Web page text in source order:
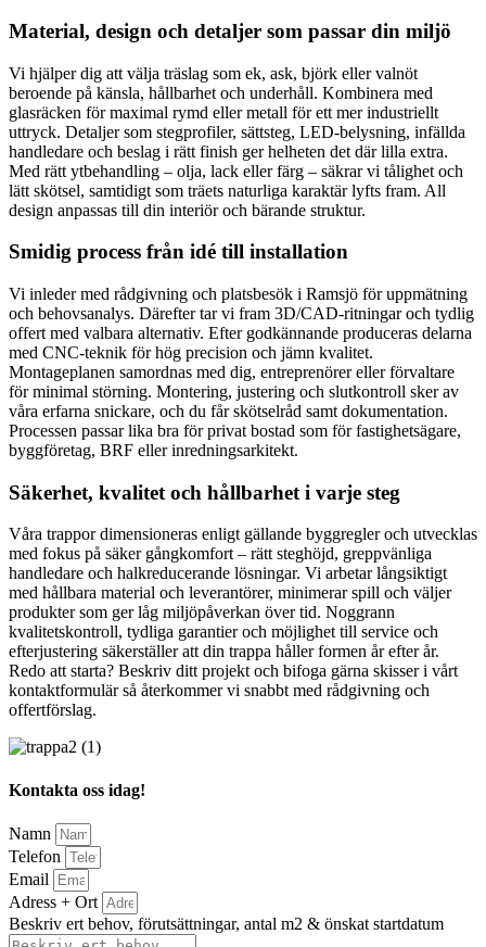
Material, design och detaljer som passar din miljö
Vi hjälper dig att välja träslag som ek, ask, björk eller valnöt
beroende på känsla, hållbarhet och underhåll. Kombinera med
glasräcken för maximal rymd eller metall för ett mer industriellt
uttryck. Detaljer som stegprofiler, sättsteg, LED-belysning, infällda
handledare och beslag i rätt finish ger helheten det där lilla extra.
Med rätt ytbehandling – olja, lack eller färg – säkrar vi tålighet och
lätt skötsel, samtidigt som träets naturliga karaktär lyfts fram. All
design anpassas till din interiör och bärande struktur.
Smidig process från idé till installation
Vi inleder med rådgivning och platsbesök i Ramsjö för uppmätning
och behovsanalys. Därefter tar vi fram 3D/CAD-ritningar och tydlig
offert med valbara alternativ. Efter godkännande produceras delarna
med CNC-teknik för hög precision och jämn kvalitet.
Montageplanen samordnas med dig, entreprenörer eller förvaltare
för minimal störning. Montering, justering och slutkontroll sker av
våra erfarna snickare, och du får skötselråd samt dokumentation.
Processen passar lika bra för privat bostad som för fastighetsägare,
byggföretag, BRF eller inredningsarkitekt.
Säkerhet, kvalitet och hållbarhet i varje steg
Våra trappor dimensioneras enligt gällande byggregler och utvecklas
med fokus på säker gångkomfort – rätt steghöjd, greppvänliga
handledare och halkreducerande lösningar. Vi arbetar långsiktigt
med hållbara material och leverantörer, minimerar spill och väljer
produkter som ger låg miljöpåverkan över tid. Noggrann
kvalitetskontroll, tydliga garantier och möjlighet till service och
efterjustering säkerställer att din trappa håller formen år efter år.
Redo att starta? Beskriv ditt projekt och bifoga gärna skisser i vårt
kontaktformulär så återkommer vi snabbt med rådgivning och
offertförslag.
Kontakta oss idag!
Namn
Telefon
Email
Adress + Ort
Beskriv ert behov, förutsättningar, antal m2 & önskat startdatum